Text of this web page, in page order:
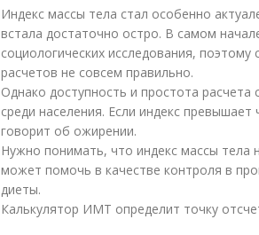
Индекс массы тела стал особенно
встала достаточно остро. В самом
социологических исследования,
расчетов не совсем правильно.
Однако доступность и простота
среди населения. Если индекс
говорит об ожирении.
Нужно понимать, что индекс массы тела
может помочь в качестве контроля в
диеты.
Калькулятор ИМТ определит точку